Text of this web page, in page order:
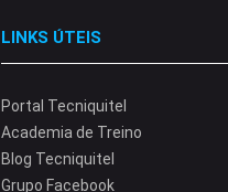
LINKS ÚTEIS
Portal Tecniquitel
Academia de Treino
Blog Tecniquitel
Grupo Facebook